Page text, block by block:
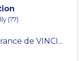
(77)
de VINCI...